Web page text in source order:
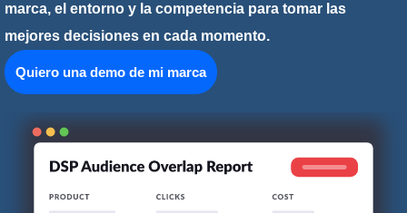
marca, el entorno y la competencia para tomar las
mejores decisiones en cada momento.
Quiero una demo de mi marca